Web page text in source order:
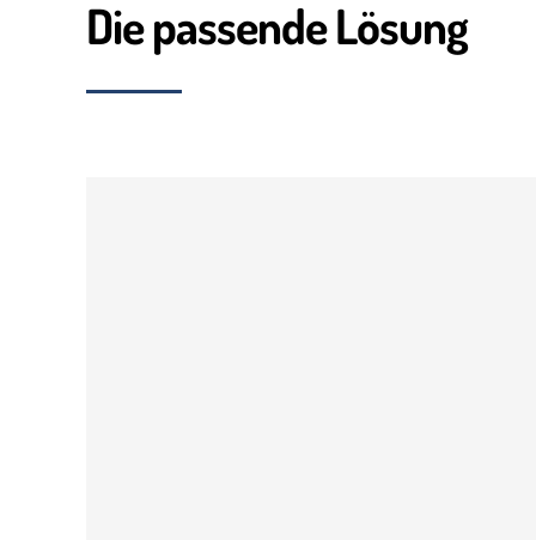
Die passende Lösung